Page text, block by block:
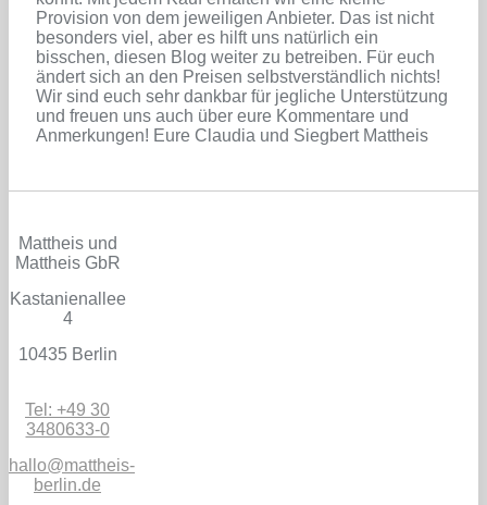
Provision von dem jeweiligen Anbieter. Das ist nicht
besonders viel, aber es hilft uns natürlich ein
bisschen, diesen Blog weiter zu betreiben. Für euch
ändert sich an den Preisen selbstverständlich nichts!
Wir sind euch sehr dankbar für jegliche Unterstützung
und freuen uns auch über eure Kommentare und
Anmerkungen! Eure Claudia und Siegbert Mattheis
Mattheis und
Mattheis GbR
Kastanienallee
4
10435 Berlin
Tel: +49 30
3480633-0
hallo@mattheis-
berlin.de